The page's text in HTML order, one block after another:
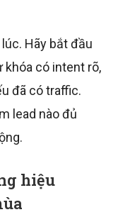
Hãy bắt đầu
khóa có intent rõ,
đã có traffic.
lead nào đủ
hiệu